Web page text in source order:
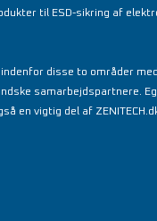
til ESD-sikring af
indenfor disse to områder
samarbejdspartnere.
en vigtig del af